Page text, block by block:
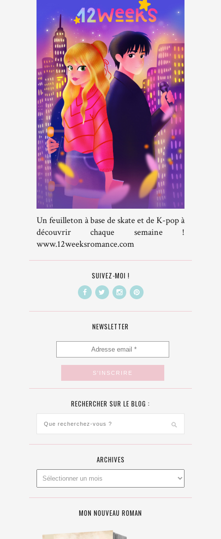
Un feuilleton à base de skate et de K-pop à
découvrir chaque semaine !
www.12weeksromance.com
SUIVEZ-MOI !
NEWSLETTER
RECHERCHER SUR LE BLOG :
ARCHIVES
MON NOUVEAU ROMAN